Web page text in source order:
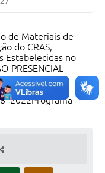
de Materiais de
do CRAS,
Estabelecidas no
PRESENCIAL-
E-